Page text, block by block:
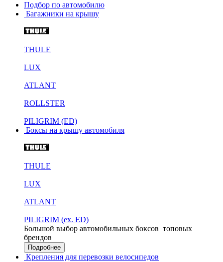
Подбор по автомобилю
Багажники на крышу
THULE
LUX
ATLANT
ROLLSTER
PILIGRIM (ED)
Боксы на крышу автомобиля
THULE
LUX
ATLANT
PILIGRIM (ex. ED)
Большой выбор автомобильных боксов топовых
брендов
Подробнее
Крепления для перевозки велосипедов